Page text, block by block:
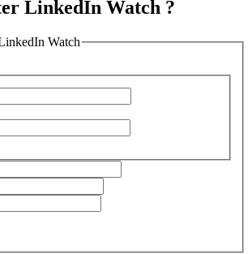
LinkedIn Watch ?
Watch